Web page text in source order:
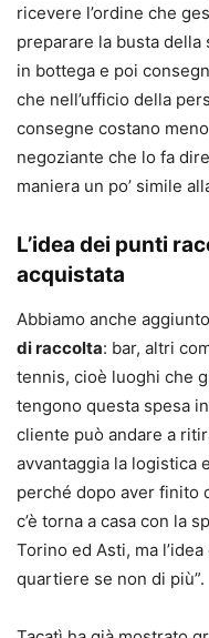
ricevere l’ordine che
preparare la busta della
in bottega e poi
che nell’ufficio della
consegne costano
negoziante che lo fa
maniera un po’ simile
L’idea dei punti
acquistata
Abbiamo anche
di raccolta: bar, altri
tennis, cioè luoghi che
tengono questa spesa
cliente può andare a
avvantaggia la logistica
perché dopo aver finito
c’è torna a casa con la
Torino ed Asti, ma
quartiere se non di più”.